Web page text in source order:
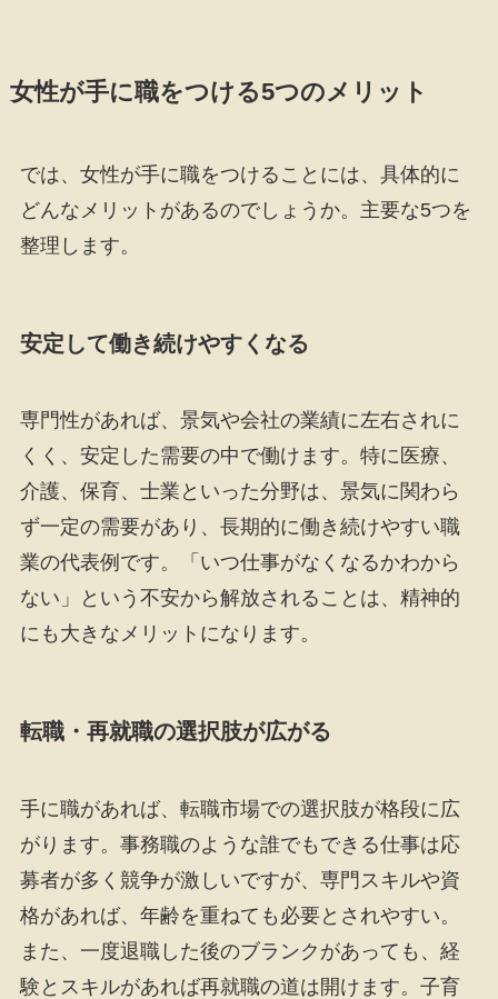
女性が手に職をつける5つのメリット
では、女性が手に職をつけることには、具体的に
どんなメリットがあるのでしょうか。主要な5つを
整理します。
安定して働き続けやすくなる
専門性があれば、景気や会社の業績に左右されに
くく、安定した需要の中で働けます。特に医療、
介護、保育、士業といった分野は、景気に関わら
ず一定の需要があり、長期的に働き続けやすい職
業の代表例です。「いつ仕事がなくなるかわから
ない」という不安から解放されることは、精神的
にも大きなメリットになります。
転職・再就職の選択肢が広がる
手に職があれば、転職市場での選択肢が格段に広
がります。事務職のような誰でもできる仕事は応
募者が多く競争が激しいですが、専門スキルや資
格があれば、年齢を重ねても必要とされやすい。
また、一度退職した後のブランクがあっても、経
験とスキルがあれば再就職の道は開けます。子育